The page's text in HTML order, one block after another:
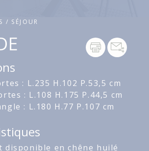
/ SÉJOUR
: L.235 H.102 P.53,5 cm
: L.108 H.175 P.44,5 cm
: L.180 H.77 P.107 cm
disponible en chêne huilé